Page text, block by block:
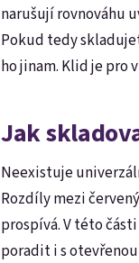
narušují rovnováhu
Pokud tedy
ho jinam. Klid je pro
Jak
Neexistuje
Rozdíly mezi
prospívá. V této
poradit i s